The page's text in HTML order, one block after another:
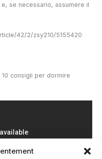
se necessario, assumere il
42/2/zsy210/5155420
consigli per dormire